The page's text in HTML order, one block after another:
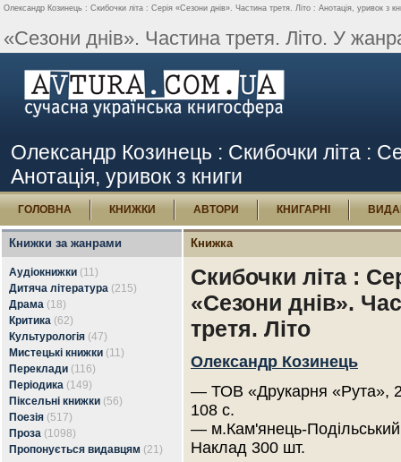
Олександр Козинець : Скибочки літа : Серія «Сезони днів». Частина третя. Літо : Анотація, уривок з
«Сезони днів». Частина третя. Літо. У
Олександр Козинець : Скибочки літа :
Анотація, уривок з книги
ГОЛОВНА КНИЖКИ АВТОРИ КНИГАРНІ
Книжки за жанрами
Аудіокнижки (11)
Дитяча література (215)
Драма (18)
Критика (62)
Культурологія (47)
Мистецькі книжки (11)
Переклади (116)
Періодика (149)
Піксельні книжки (56)
Поезія (517)
Проза (1098)
Пропонується видавцям (21)
Книжка
Скибочки літа :
«Сезони днів».
третя. Літо
Олександр Козинець
— ТОВ «Друкарня «Рута»,
108 с.
— м.Кам'янець-
Наклад 300 шт.